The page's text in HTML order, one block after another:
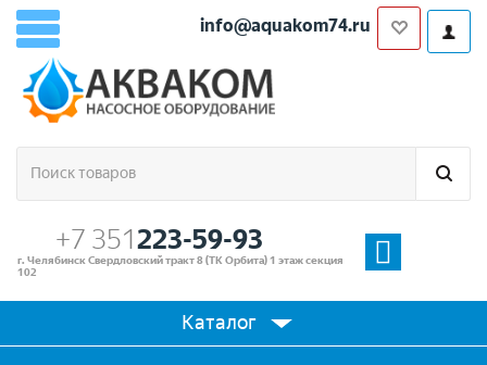
info@aquakom74.ru
+7 351223-59-93
г. Челябинск Свердловский тракт 8 (ТК Орбита) 1 этаж секция
102
Каталог